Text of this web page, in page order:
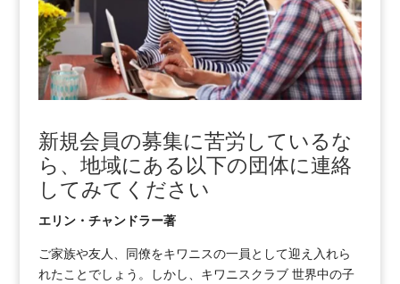
新規会員の募集に苦労しているな
ら、地域にある以下の団体に連絡
してみてください
エリン・チャンドラー著
ご家族や友人、同僚をキワニスの一員として迎え入れら
れたことでしょう。しかし、キワニスクラブ 世界中の子